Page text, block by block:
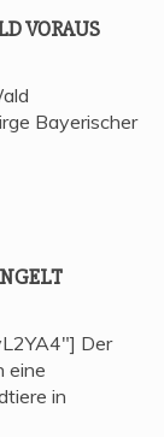
VORAUS
Bayerischer
Der
eine
in